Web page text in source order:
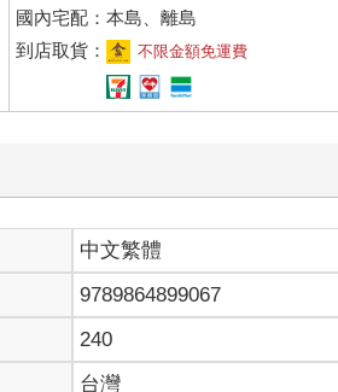
國內宅配：本島、離島
到店取貨：
不限金額免運費
中文繁體
9789864899067
240
台灣